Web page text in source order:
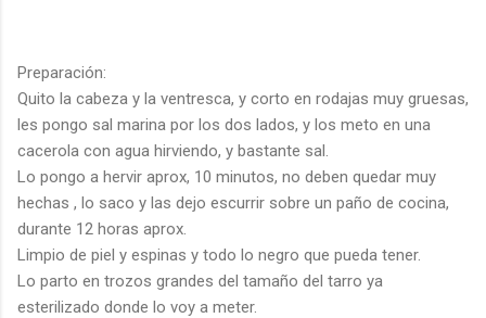
Preparación:
Quito la cabeza y la ventresca, y corto en rodajas muy gruesas,
les pongo sal marina por los dos lados, y los meto en una
cacerola con agua hirviendo, y bastante sal.
Lo pongo a hervir aprox, 10 minutos, no deben quedar muy
hechas , lo saco y las dejo escurrir sobre un paño de cocina,
durante 12 horas aprox.
Limpio de piel y espinas y todo lo negro que pueda tener.
Lo parto en trozos grandes del tamaño del tarro ya
esterilizado donde lo voy a meter.